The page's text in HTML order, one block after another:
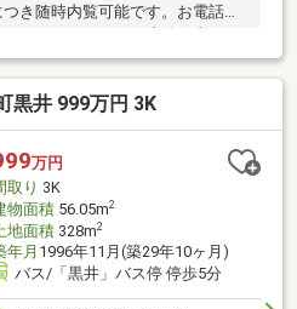
き随時内覧可能です。お電話か
、設備点検【おすすめポイン
ーン減税が適用されます。・雨
・腐食、給排水管の故障や漏水
。・シロアリ防除工事施工後5年
黒井 999万円 3K
万円
取り 3K
物面積56.05m2
地面積328m2
年月 1996年11月(築29年10ヶ月)
バス/「黒井」バス停 停歩5分